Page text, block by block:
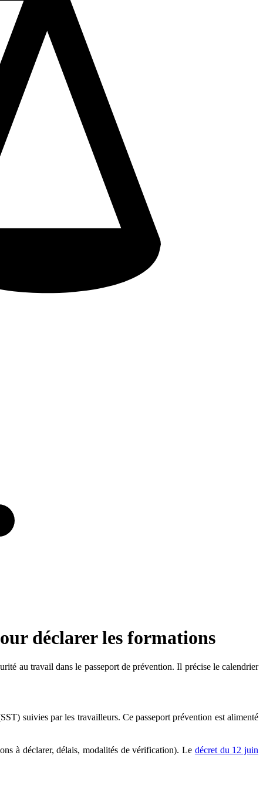
déclarer les formations
au travail dans le passeport de prévention. Il précise le calendrier
suivies par les travailleurs. Ce passeport prévention est alimenté
à déclarer, délais, modalités de vérification). Le décret du 12 juin